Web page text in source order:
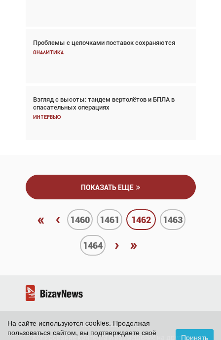
Проблемы с цепочками поставок сохраняются
Аналитика
Взгляд с высоты: тандем вертолётов и БПЛА в
спасательных операциях
Интервью
Впервые с 2024 года глобальный трафик
снижается три недели подряд
Частный самолёт – это актив. Подходите к
покупке соответствующим образом
Интервью
ПОКАЗАТЬ ЕЩЕ
« ‹ 1460 1461 1462 1463
1464 › »
2026 ©BizavNews
Копирование контента и размещение на других
На сайте используются cookies. Продолжая
пользоваться сайтом, вы подтверждаете своё
Принять